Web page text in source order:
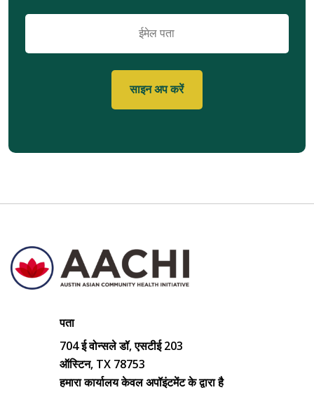
पता
704 ई वोन्सले डॉ, एसटीई 203
ऑस्टिन, TX 78753
हमारा कार्यालय केवल अपॉइंटमेंट के द्वारा है